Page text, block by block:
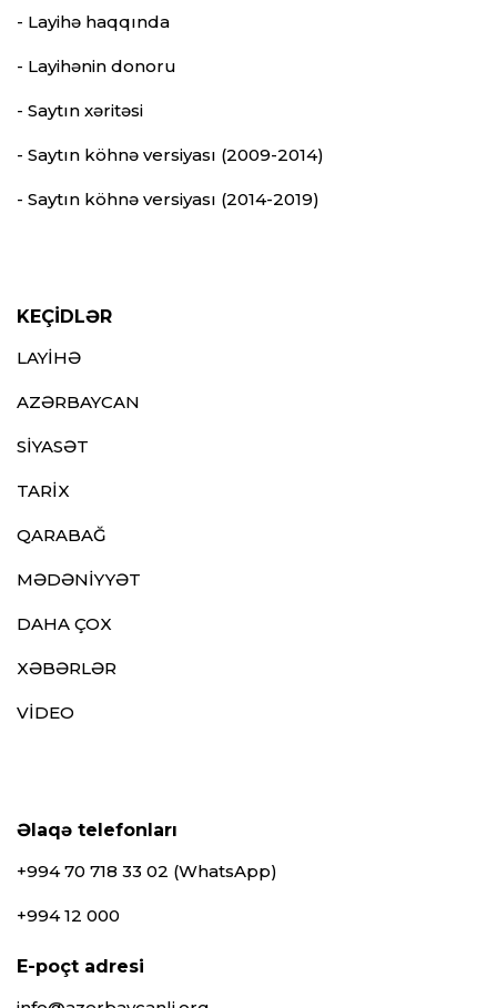
- Layihə haqqında
- Layihənin donoru
- Saytın xəritəsi
- Saytın köhnə versiyası (2009-2014)
- Saytın köhnə versiyası (2014-2019)
KEÇİDLƏR
LAYİHƏ
AZƏRBAYCAN
SİYASƏT
TARİX
QARABAĞ
MƏDƏNİYYƏT
DAHA ÇOX
XƏBƏRLƏR
VİDEO
Əlaqə telefonları
+994 70 718 33 02 (WhatsApp)
+994 12 000
E-poçt adresi